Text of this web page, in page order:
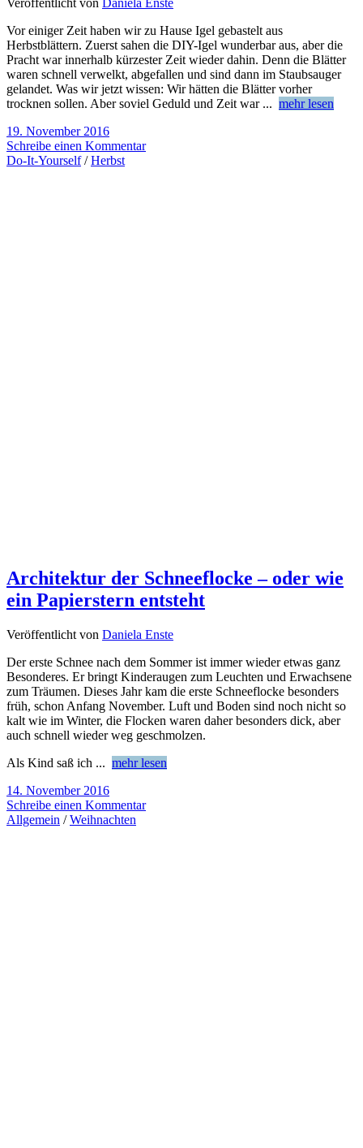
Vor einiger Zeit haben wir zu Hause Igel gebastelt aus
Herbstblättern. Zuerst sahen die DIY-Igel wunderbar aus, aber die
Pracht war innerhalb kürzester Zeit wieder dahin. Denn die Blätter
waren schnell verwelkt, abgefallen und sind dann im Staubsauger
gelandet. Was wir jetzt wissen: Wir hätten die Blätter vorher
trocknen sollen. Aber soviel Geduld und Zeit war ... mehr lesen
19. November 2016
Schreibe einen Kommentar
Do-It-Yourself/Herbst
Architektur der Schneeflocke – oder wie
ein Papierstern entsteht
Veröffentlicht von Daniela Enste
Der erste Schnee nach dem Sommer ist immer wieder etwas ganz
Besonderes. Er bringt Kinderaugen zum Leuchten und Erwachsene
zum Träumen. Dieses Jahr kam die erste Schneeflocke besonders
früh, schon Anfang November. Luft und Boden sind noch nicht so
kalt wie im Winter, die Flocken waren daher besonders dick, aber
auch schnell wieder weg geschmolzen.
Als Kind saß ich ... mehr lesen
14. November 2016
Schreibe einen Kommentar
Allgemein /Weihnachten